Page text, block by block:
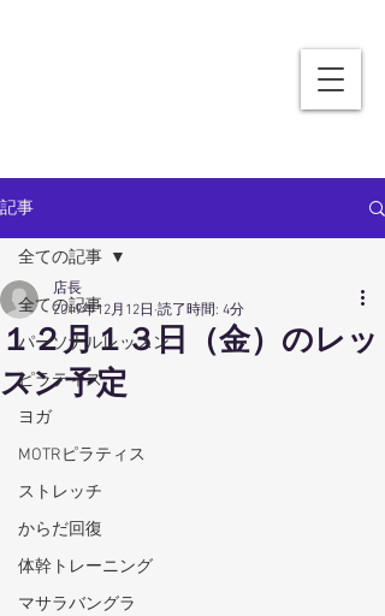
記事
全ての記事
パーソナルレッスン
ピラティス
ヨガ
MOTRピラティス
ストレッチ
からだ回復
体幹トレーニング
マサラバングラ
全ての記事
１２月１３日（金）のレッ
スン予定
店長
2019年12月12日 読了時間: 4分